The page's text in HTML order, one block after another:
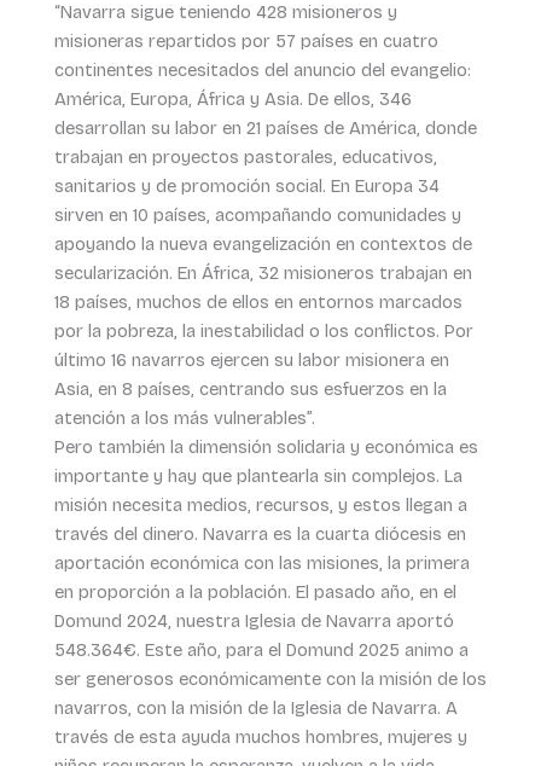
“Navarra sigue teniendo 428 misioneros y
misioneras repartidos por 57 países en cuatro
continentes necesitados del anuncio del evangelio:
América, Europa, África y Asia. De ellos, 346
desarrollan su labor en 21 países de América, donde
trabajan en proyectos pastorales, educativos,
sanitarios y de promoción social. En Europa 34
sirven en 10 países, acompañando comunidades y
apoyando la nueva evangelización en contextos de
secularización. En África, 32 misioneros trabajan en
18 países, muchos de ellos en entornos marcados
por la pobreza, la inestabilidad o los conflictos. Por
último 16 navarros ejercen su labor misionera en
Asia, en 8 países, centrando sus esfuerzos en la
atención a los más vulnerables”.
Pero también la dimensión solidaria y económica es
importante y hay que plantearla sin complejos. La
misión necesita medios, recursos, y estos llegan a
través del dinero. Navarra es la cuarta diócesis en
aportación económica con las misiones, la primera
en proporción a la población. El pasado año, en el
Domund 2024, nuestra Iglesia de Navarra aportó
548.364€. Este año, para el Domund 2025 animo a
ser generosos económicamente con la misión de los
navarros, con la misión de la Iglesia de Navarra. A
través de esta ayuda muchos hombres, mujeres y